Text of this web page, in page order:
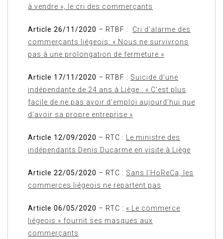
à vendre », le cri des commerçants
Article 26/11/2020 – RTBF : Cri d’alarme des
commerçants liégeois: « Nous ne survivrons
pas à une prolongation de fermeture »
Article 17/11/2020 – RTBF : Suicide d’une
indépendante de 24 ans à Liège : « C’est plus
facile de ne pas avoir d’emploi aujourd’hui que
d’avoir sa propre entreprise »
Article 12/09/2020 – RTC : Le ministre des
indépendants Denis Ducarme en visite à Liège
Article 22/05/2020 – RTC : Sans l’HoReCa, les
commerces liégeois ne repartent pas
Article 06/05/2020 – RTC : « Le commerce
liégeois » fournit ses masques aux
commerçants